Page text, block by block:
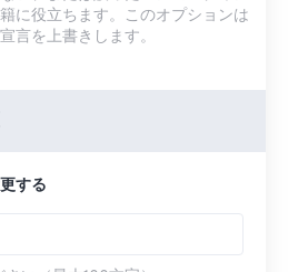
に役立ちます。このオプションは
言を上書きします。
する